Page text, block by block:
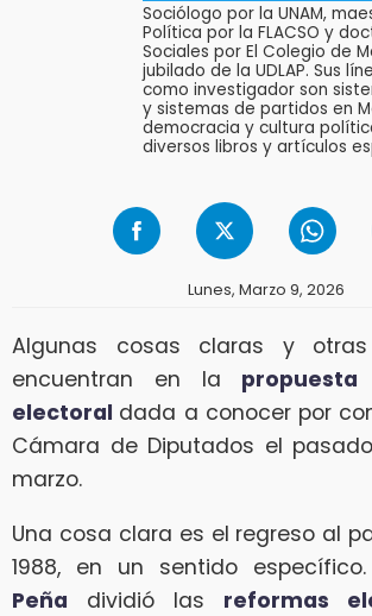
Sociólogo por la UNAM,
Política por la FLACSO y
Sociales por El Colegio de
jubilado de la UDLAP. Sus
como investigador son
y sistemas de partidos en
democracia y cultura
diversos libros y artículos
Lunes, Marzo 9, 2026
Algunas cosas claras y
encuentran en la
electoral dada a conocer por
Cámara de Diputados el
marzo.
Una cosa clara es el regreso al
1988, en un sentido específico.
Peña dividió las reformas